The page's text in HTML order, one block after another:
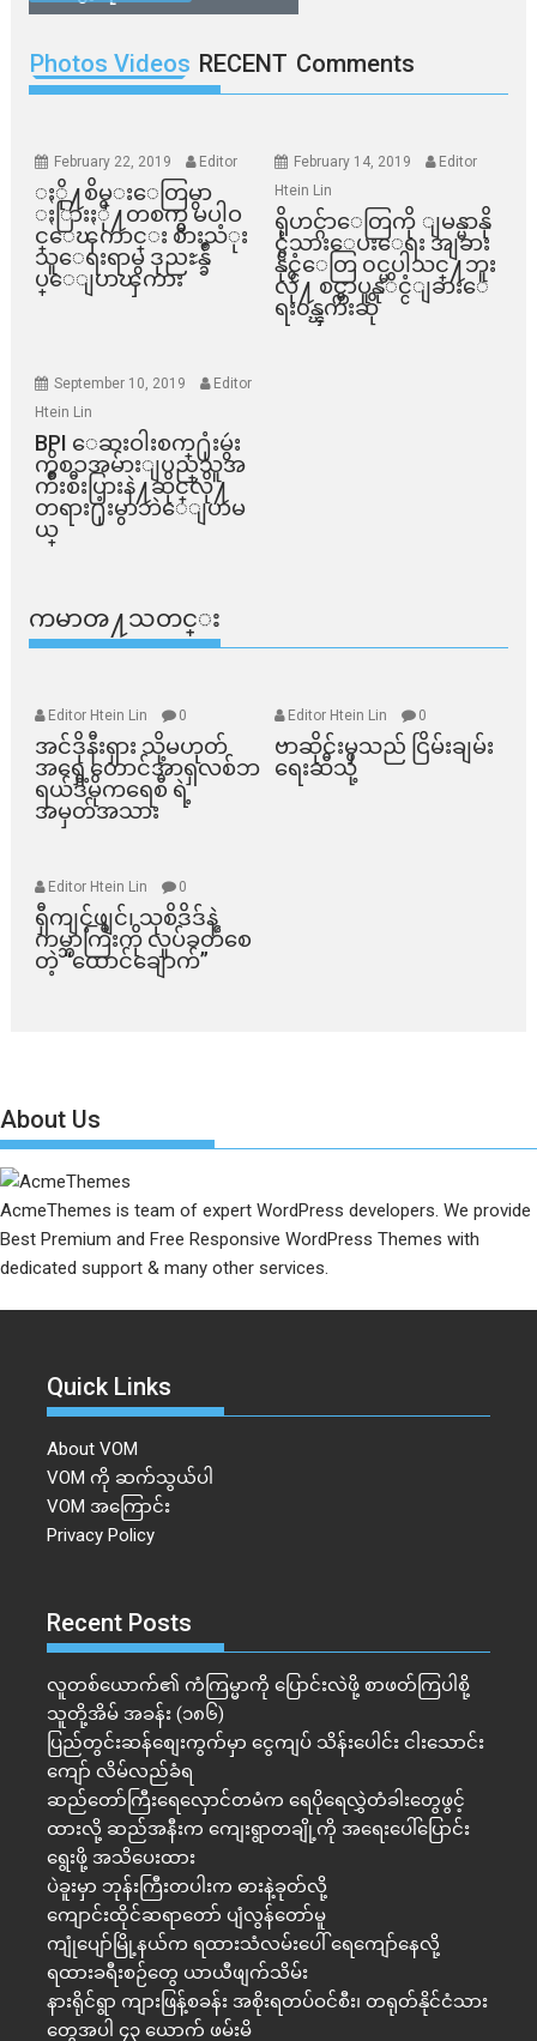
Photos Videos RECENT Comments
February 22, 2019 Editor
ႏို႔စိမ္းေတြမွာ
ႏြားႏို႔တစက္မွ မပါဝ
င္ေၾကာင္း စားသံုး
သူေရးရာမွ ဒုညႊန္ခ်ဳ
ပ္ေျပာၾကား
February 14, 2019
Editor
Htein Lin
ရိုဟင္ဂ်ာေတြကို ျမန္မာနို
င္ငံသားေပးေရး အျခား
နိုင္ငံေတြ ၀င္မပါသင္႔ဘူး
လို႔ စင္ကာပူနုိင္ငံျခားေ
ရး၀န္ၾကီးဆို
September 10, 2019
Editor
Htein Lin
BPI ​ေဆးဝါးစက္​႐ုံးမွဴး
ကိစၥအမ်ားျပည္​သူအ
က်ိဳးစီးပြားနဲ႔ဆိုင္​လို႔
တရား႐ုံးမွာဘဲေျပာမ
ယ္​
ကမာၻ႔သတင္း
Editor Htein Lin 0
အင်ဒိုနီးရှား သို့မဟုတ်
အရှေ့တောင်အာရှလစ်ဘ
ရယ်ဒီမိုကရေစီ ရဲ့
အမှတ်အသား
Editor Htein Lin 0
ဗာဆိုင်းမှသည် ငြိမ်းချမ်း
ရေးဆီသို့
Editor Htein Lin 0
ရှီကျင့်ဖျင်၊ သုစိဒိဒ်နဲ့
ကမ္ဘာကြီးကို လှုပ်ခတ်စေ
တဲ့ “ထောင်ချောက်”
About Us
AcmeThemes is team of expert WordPress developers. We provide
Best Premium and Free Responsive WordPress Themes with
dedicated support & many other services.
Quick Links
About VOM
VOM ကို ဆက်သွယ်ပါ
VOM အကြောင်း
Privacy Policy
Recent Posts
လူတစ်ယောက်၏ ကံကြမ္မာကို ပြောင်းလဲဖို့ စာဖတ်ကြပါစို့
သူတို့အိမ် အခန်း (၁၈၆)
ပြည်တွင်းဆန်စျေးကွက်မှာ ငွေကျပ် သိန်းပေါင်း ငါး​သောင်း
ကျော် လိမ်လည်ခံရ
ဆည်တော်ကြီးရေလှောင်တမံက ရေပိုရေလွှဲတံခါးတွေဖွင့်
ထားလို့ ဆည်အနီးက ကျေးရွာတချို့ကို အရေးပေါ်ပြောင်း
ရွေးဖို့ အသိပေးထား
ပဲခူးမှာ ဘုန်းကြီးတပါးက ဓားနဲ့ခုတ်လို့
ကျောင်းထိုင်ဆရာတော် ပျံလွန်တော်မူ
ကျုံပျော်မြို့နယ်က ရထားသံလမ်းပေါ် ရေကျော်နေလို့
ရထားခရီးစဉ်တွေ ယာယီဖျက်သိမ်း
နားရိုင်ရွာ ကျားဖြန့်စခန်း အစိုးရတပ်ဝင်စီး၊ တရုတ်နိုင်ငံသား
တွေအပါ ၄၃ ယောက် ဖမ်းမိ